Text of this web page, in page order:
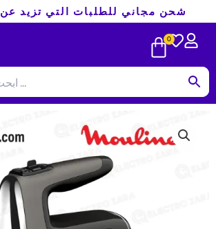
شحن مجاني للطلبات التي تزيد عن 400 درهم
0
CART